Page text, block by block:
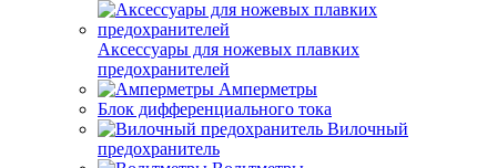
Аксессуары для ножевых плавких
предохранителей
Амперметры
Блок дифференциального тока
Вилочный
предохранитель